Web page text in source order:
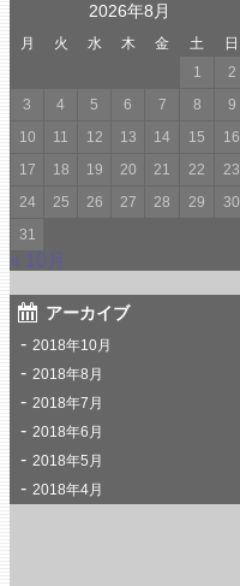
2026年8月
月 火 水 木 金 土
日
1
2
3
4 5 6 7 8
9
10
11 12 13 14 15
16
17
18 19 20 21 22
23
24
25 26 27 28 29
30
31
« 10月
アーカイブ
2018年10月
2018年8月
2018年7月
2018年6月
2018年5月
2018年4月